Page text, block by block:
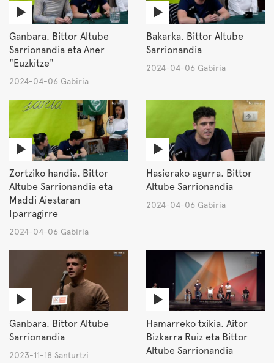
Ganbara. Bittor Altube
Sarrionandia eta Aner
"Euzkitze"
2024-04-06 Gabiria
Bakarka. Bittor Altube
Sarrionandia
2024-04-06 Gabiria
Zortziko handia. Bittor
Altube Sarrionandia eta
Maddi Aiestaran
Iparragirre
2024-04-06 Gabiria
Hasierako agurra. Bittor
Altube Sarrionandia
2024-04-06 Gabiria
Ganbara. Bittor Altube
Sarrionandia
2023-11-18 Santurtzi
Hamarreko txikia. Aitor
Bizkarra Ruiz eta Bittor
Altube Sarrionandia